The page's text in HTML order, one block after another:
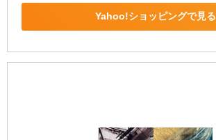
Yahoo!ショッピングで見る